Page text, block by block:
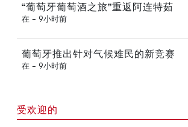
“葡萄牙葡萄酒之旅”重返阿连特茹
在 - 9小时前
葡萄牙推出针对气候难民的新竞赛
在 - 9小时前
受欢迎的